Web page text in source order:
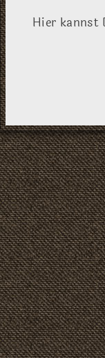
Hier kannst